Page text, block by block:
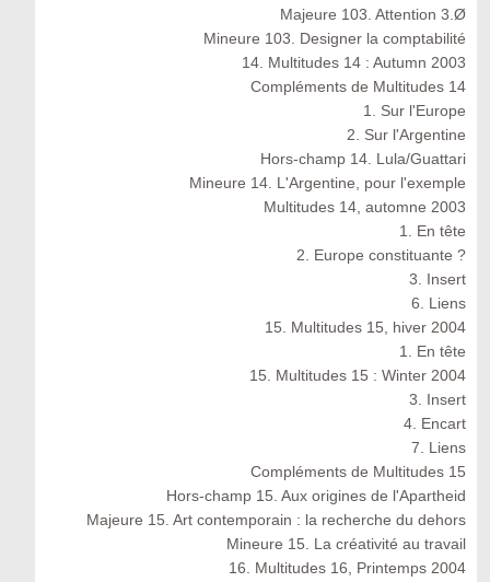
Majeure 103. Attention 3.Ø
Mineure 103. Designer la comptabilité
14. Multitudes 14 : Autumn 2003
Compléments de Multitudes 14
1. Sur l'Europe
2. Sur l'Argentine
Hors-champ 14. Lula/Guattari
Mineure 14. L'Argentine, pour l'exemple
Multitudes 14, automne 2003
1. En tête
2. Europe constituante ?
3. Insert
6. Liens
15. Multitudes 15, hiver 2004
1. En tête
15. Multitudes 15 : Winter 2004
3. Insert
4. Encart
7. Liens
Compléments de Multitudes 15
Hors-champ 15. Aux origines de l'Apartheid
Majeure 15. Art contemporain : la recherche du dehors
Mineure 15. La créativité au travail
16. Multitudes 16, Printemps 2004